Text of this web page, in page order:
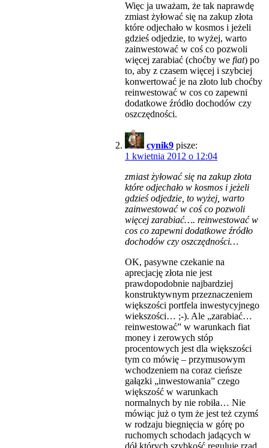
Więc ja uważam, że tak naprawdę
zmiast żyłować się na zakup złota
które odjechało w kosmos i jeżeli
gdzieś odjedzie, to wyżej, warto
zainwestować w coś co pozwoli
więcej zarabiać (choćby we fiat) po
to, aby z czasem więcej i szybciej
konwertować je na złoto lub choćby
reinwestować w cos co zapewni
dodatkowe źródło dochodów czy
oszczędności.
cynik9 pisze:
1 kwietnia 2012 o 12:04
zmiast żyłować się na zakup złota
które odjechało w kosmos i jeżeli
gdzieś odjedzie, to wyżej, warto
zainwestować w coś co pozwoli
więcej zarabiać…. reinwestować w
cos co zapewni dodatkowe źródło
dochodów czy oszczędności…
OK, pasywne czekanie na
aprecjację złota nie jest
prawdopodobnie najbardziej
konstruktywnym przeznaczeniem
większości portfela inwestycyjnego
wiekszości… ;-). Ale „zarabiać…
reinwestować” w warunkach fiat
money i zerowych stóp
procentowych jest dla większości
tym co mówię – przymusowym
wchodzeniem na coraz cieńsze
gałązki „inwestowania” czego
większość w warunkach
normalnych by nie robiła… Nie
mówiąc już o tym że jest też czymś
w rodzaju biegnięcia w górę po
ruchomych schodach jadących w